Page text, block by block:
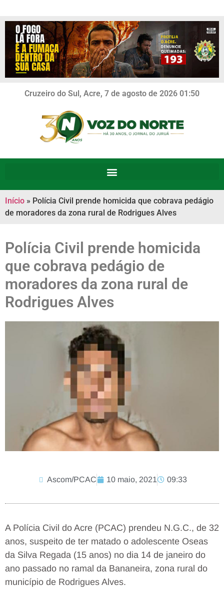
Cruzeiro do Sul, Acre, 7 de agosto de 2026 01:50
Início » Polícia Civil prende homicida que cobrava pedágio
de moradores da zona rural de Rodrigues Alves
Polícia Civil prende homicida
que cobrava pedágio de
moradores da zona rural de
Rodrigues Alves
Ascom/PCAC 10 maio, 2021 09:33
A Polícia Civil do Acre (PCAC) prendeu N.G.C., de 32
anos, suspeito de ter matado o adolescente Oseas
da Silva Regada (15 anos) no dia 14 de janeiro do
ano passado no ramal da Bananeira, zona rural do
município de Rodrigues Alves.